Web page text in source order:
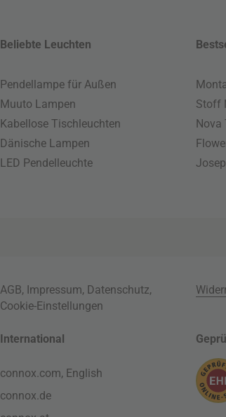
Beliebte Leuchten
Pendellampe für Außen
Muuto Lampen
Kabellose Tischleuchten
Dänische Lampen
LED Pendelleuchte
Stoff
Nova
AGB, Impressum, Datenschutz,
Cookie-Einstellungen
International
connox.com, English
connox.de